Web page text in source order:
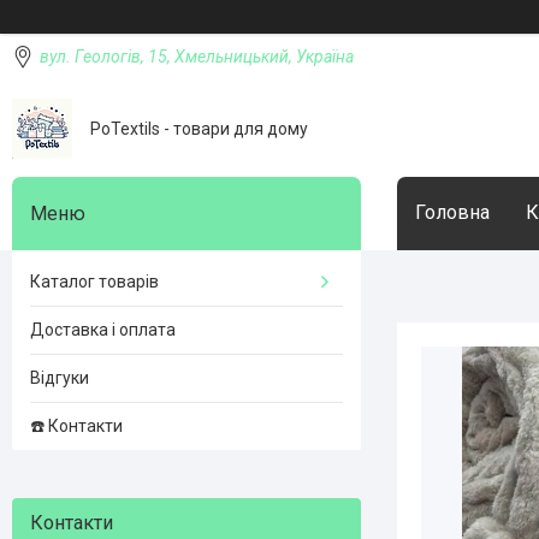
вул. Геологів, 15, Хмельницький, Україна
PoTextils - товари для дому
Головна
Каталог товарів
Доставка і оплата
Відгуки
☎️ Контакти